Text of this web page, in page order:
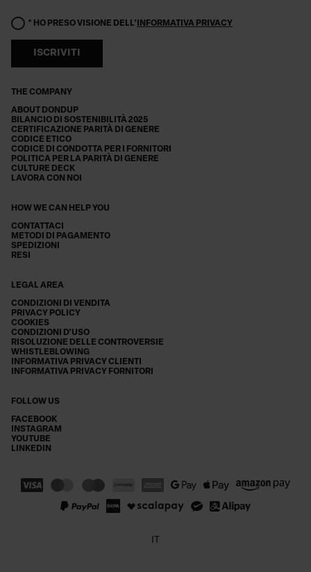
THE COMPANY
ABOUT DONDUP
BILANCIO DI SOSTENIBILITÀ 2025
CERTIFICAZIONE PARITÀ DI GENERE
CODICE ETICO
CODICE DI CONDOTTA PER I FORNITORI
POLITICA PER LA PARITÀ DI GENERE
CULTURE DECK
LAVORA CON NOI
HOW WE CAN HELP YOU
CONTATTACI
METODI DI PAGAMENTO
SPEDIZIONI
RESI
LEGAL AREA
CONDIZIONI DI VENDITA
PRIVACY POLICY
COOKIES
CONDIZIONI D'USO
RISOLUZIONE DELLE CONTROVERSIE
WHISTLEBLOWING
INFORMATIVA PRIVACY CLIENTI
INFORMATIVA PRIVACY FORNITORI
FOLLOW US
FACEBOOK
INSTAGRAM
YOUTUBE
LINKEDIN
* HO PRESO VISIONE DELL' INFORMATIVA PRIVACY
ISCRIVITI
IT